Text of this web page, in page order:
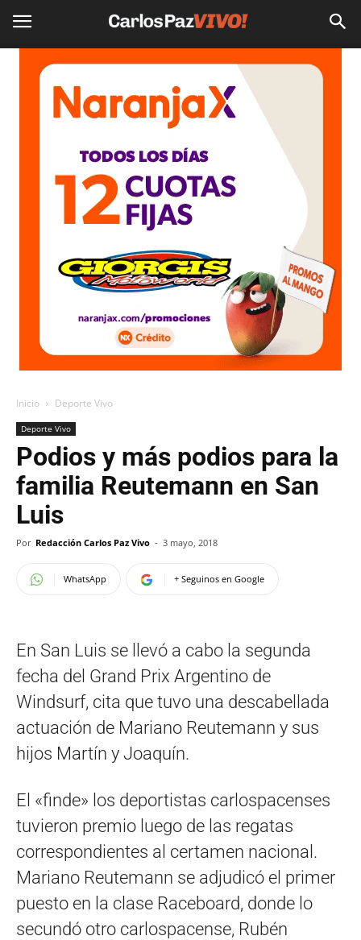
Inicio Deporte Vivo
Deporte Vivo
Podios y más podios para la
familia Reutemann en San
Luis
Por Redacción Carlos Paz Vivo - 3 mayo, 2018
WhatsApp + Seguinos en Google
En San Luis se llevó a cabo la segunda
fecha del Grand Prix Argentino de
Windsurf, cita que tuvo una descabellada
actuación de Mariano Reutemann y sus
hijos Martín y Joaquín.
El «finde» los deportistas carlospacenses
tuvieron premio luego de las regatas
correspondientes al certamen nacional.
Mariano Reutemann se adjudicó el primer
puesto en la clase Raceboard, donde lo
secundó otro carlospacense, Rubén